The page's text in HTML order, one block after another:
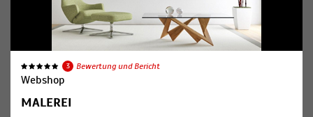
3 Bewertung und Bericht
Webshop
MALEREI